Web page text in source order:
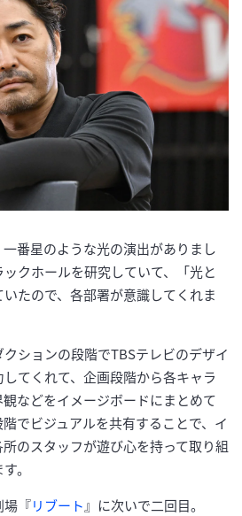
番星のような光の演出がありまし
クホールを研究していて、「光と
たので、各部署が意識してくれま
ションの段階でTBSテレビのデザイ
てくれて、企画段階から各キャラ
などをイメージボードにまとめて
でビジュアルを共有することで、イ
のスタッフが遊び心を持って取り組
。
場『リブート 』に次いで二回目。